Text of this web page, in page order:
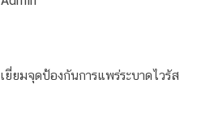
ยมจุดป้องกันการแพร่ระบาดไวรัส